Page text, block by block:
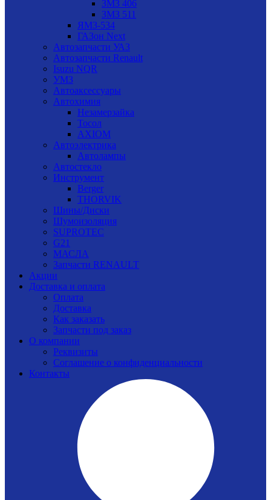
ЗМЗ 406
ЗМЗ 511
ЯМЗ-534
ГАЗон Next
Автозапчасти УАЗ
Автозапчасти Renault
Isuzu NQR
УМЗ
Автоаксессуары
Автохимия
Незамерзайка
Тосол
AXIOM
Автоэлектрика
Автолампы
Автостекло
Инструмент
Berger
THORVIK
Шины/Диски
Шумоизоляция
SUPROTEC
G21
МАСЛА
Запчасти RENAULT
Акции
Доставка и оплата
Оплата
Доставка
Как заказать
Запчасти под заказ
О компании
Реквизиты
Соглашение о конфиденциальности
Контакты